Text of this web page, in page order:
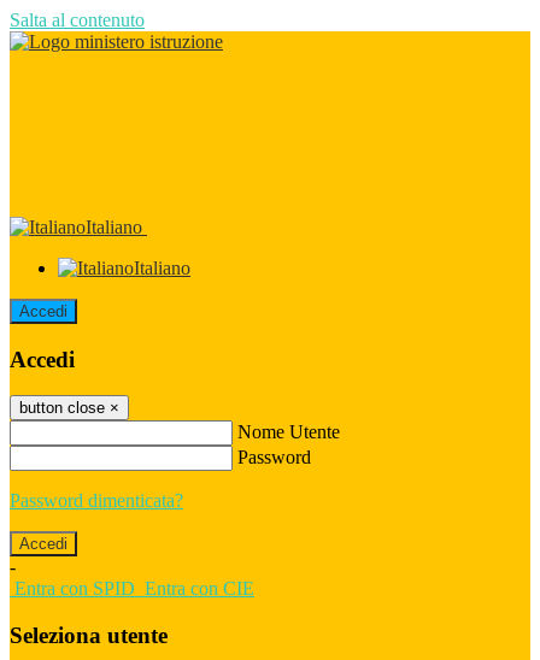
Salta al contenuto
Italiano
Italiano
Accedi
Accedi
button close ×
Nome Utente
Password
Password dimenticata?
-
Entra con SPID Entra con CIE
Seleziona utente